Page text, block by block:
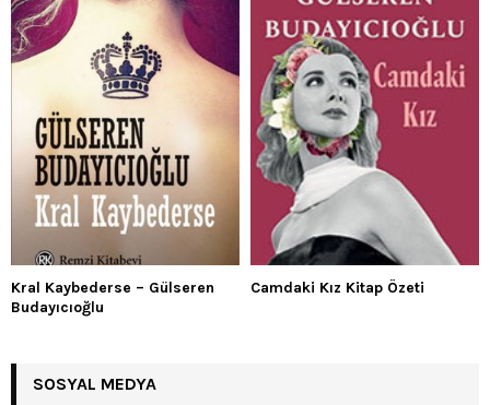
Kral Kaybederse – Gülseren
Budayıcıoğlu
Camdaki Kız Kitap Özeti
SOSYAL MEDYA